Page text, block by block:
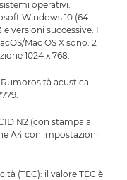
operativi:
Windows 10 (64
e versioni successive. I
Mac OS X sono: 2
1024 x 768.
acustica
N2 (con stampa a
A4 con impostazioni
(TEC): il valore TEC è